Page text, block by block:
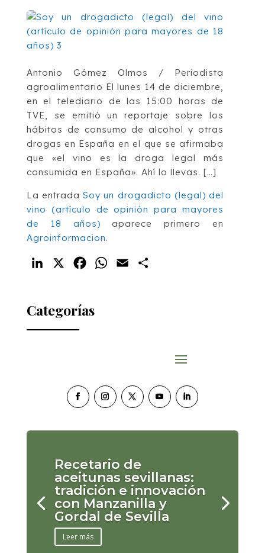
Antonio Gómez Olmos / Periodista
agroalimentario El lunes 14 de diciembre,
en el telediario de las 15:00 horas de
TVE, se emitió un reportaje sobre los
hábitos de consumo de alcohol y otras
drogas en España en el que se afirmaba
que «el vino es la droga legal más
consumida en España». Ahí lo llevas. […]
La entradaSoy un drogadicto (legal) del
vino (artículo de opinión para mayores
de 18 años) aparece primero en
Agroinformacion.
LinkedIn FacebookWhatsApp
Email
Categorías
Recetario de
aceitunas sevillanas:
tradición e innovación
con Manzanilla y
Gordal de Sevilla
Leer más